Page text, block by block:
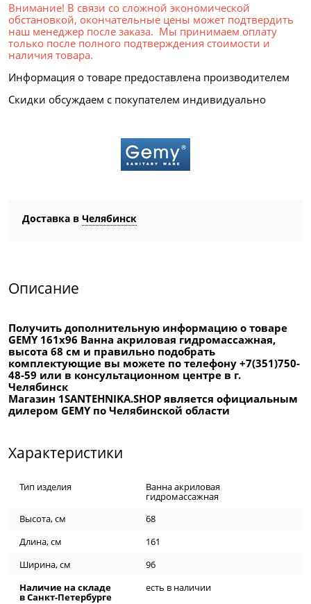
Внимание! В связи со сложной экономической
обстановкой, окончательные цены может подтвердить
наш менеджер после заказа. Мы принимаем оплату
только после полного подтверждения стоимости и
наличия товара.
Информация о товаре предоставлена производителем
Скидки обсуждаем с покупателем индивидуально
Доставка в Челябинск
Описание
Получить дополнительную информацию о товаре
GEMY 161x96 Ванна акриловая гидромассажная,
высота 68 см и правильно подобрать
комплектующие вы можете по телефону +7(351)750-
48-59 или в консультационном центре в г.
Челябинск
Магазин 1SANTEHNIKA.SHOP является официальным
дилером GEMY по Челябинской области
Характеристики
Тип изделия Ванна акриловая
гидромассажная
Высота, см
68
Длина, см
161
Ширина, см
96
Наличие на складе
в Санкт-Петербурге
есть в наличии